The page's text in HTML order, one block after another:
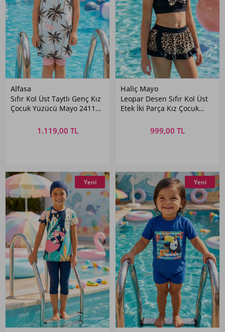
Alfasa
Sıfır Kol Üst Taytlı Genç Kız
Çocuk Yüzücü Mayo 24114
1.119,00 TL
Haliç Mayo
Leopar Desen Sıfır Kol Üst
Etek İki Parça Kız Çocuk
999,00 TL
Yeni Yeni